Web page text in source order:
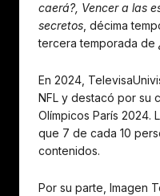
caerá?, Vencer a las
secretos , décima
tercera temporada de
En 2024,
NFL y destacó por su
Olímpicos París 2024.
que 7 de cada 10
contenidos.
Por su parte, Imagen